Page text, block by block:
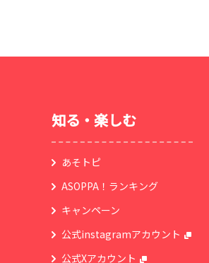
知る・楽しむ
あそトピ
ASOPPA！ランキング
キャンペーン
公式instagramアカウント
公式Xアカウント